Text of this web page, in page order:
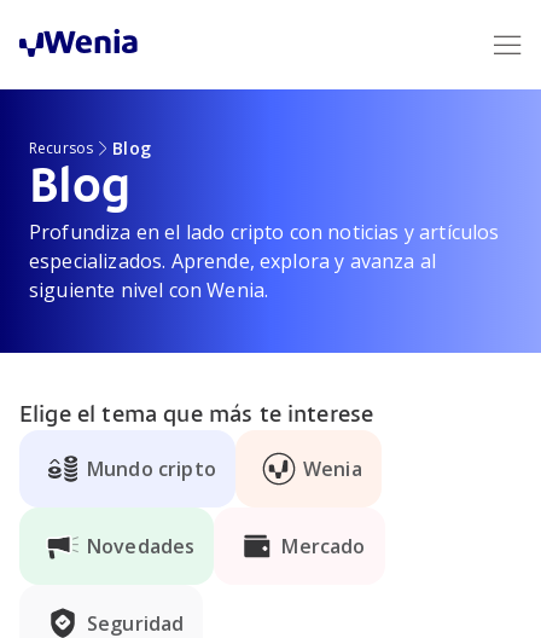
Wenia
Recursos Blog
Blog
Profundiza en el lado cripto con noticias y artículos
especializados. Aprende, explora y avanza al
siguiente nivel con Wenia.
Elige el tema que más te interese
Mundo cripto Wenia
Novedades Mercado
Seguridad